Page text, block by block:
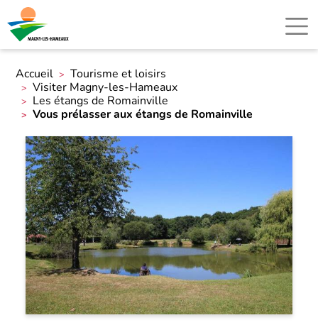
Accueil
Tourisme et loisirs
Visiter Magny-les-Hameaux
Les étangs de Romainville
Vous prélasser aux étangs de Romainville